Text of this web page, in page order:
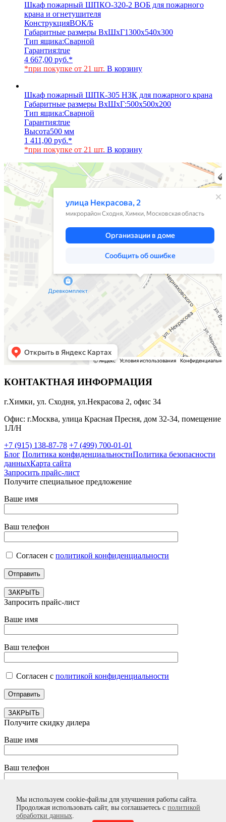
Шкаф пожарный ШПКО-320-2 ВОБ для пожарного
крана и огнетушителя
КонструкцияВОК/Б
Габаритные размеры ВхШхГ1300х540х300
Тип ящика:Сварной
Гарантия:true
4 667,00 руб.*
*при покупке от 21 шт. В корзину
Шкаф пожарный ШПК-305 НЗК для пожарного крана
Габаритные размеры ВхШхГ:500х500х200
Тип ящика:Сварной
Гарантия:true
Высота500 мм
1 411,00 руб.*
*при покупке от 21 шт. В корзину
Химки
Яндекс Карты — транспорт, навигация, поиск мест
КОНТАКТНАЯ ИНФОРМАЦИЯ
г.Химки, ул. Сходня, ул.Некрасова 2, офис 34
Офис: г.Москва, улица Красная Пресня, дом 32-34, помещение
1Л/Н
+7 (915) 138-87-78 +7 (499) 700-01-01
Блог Политика конфиденциальностиПолитика безопасности
данныхКарта сайта
Запросить прайс-лист
Мы используем cookie-файлы для улучшения работы сайта.
Продолжая использовать сайт, вы соглашаетесь с политикой
обработки данных.
Получите специальное предложение
Ваше имя
Ваш телефон
Согласен с политикой конфиденциальности
ЗАКРЫТЬ
Запросить прайс-лист
Ваше имя
Ваш телефон
Согласен с политикой конфиденциальности
ЗАКРЫТЬ
Получите скидку дилера
Ваше имя
Ваш телефон
Согласен сполитикой конфиденциальности